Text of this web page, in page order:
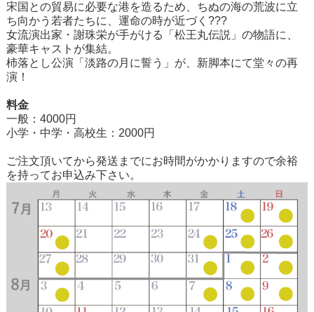
宋国との貿易に必要な港を造るため、ちぬの海の荒波に立
ち向かう若者たちに、運命の時が近づく???
女流演出家・謝珠栄が手がける「松王丸伝説」の物語に、
豪華キャストが集結。
杮落とし公演「淡路の月に誓う」が、新脚本にて堂々の再
演！
料金
一般：4000円
小学・中学・高校生：2000円
ご注文頂いてから発送までにお時間がかかりますので余裕
を持ってお申込み下さい。